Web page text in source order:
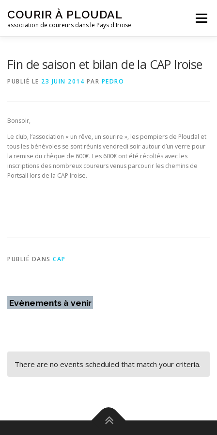
contenu
COURIR À PLOUDAL
association de coureurs dans le Pays d'Iroise
Menu
Fin de saison et bilan de la CAP Iroise
PUBLIÉ LE 23 JUIN 2014 PAR PEDRO
Bonsoir,
Le club, l’association « un rêve, un sourire », les pompiers de Ploudal et
tous les bénévoles se sont réunis vendredi soir autour d’un verre pour
la remise du chèque de 600€. Les 600€ ont été récoltés avec les
inscriptions des nombreux coureurs venus parcourir les chemins de
Portsall lors de la CAP Iroise.
PUBLIÉ DANS CAP
Evènements à venir
There are no events scheduled that match your criteria.